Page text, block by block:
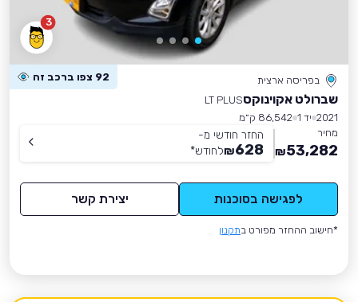
3
בפריסה ארצית 92 צפו ברכב זה
שברולט אקוינוקסLT PLUS
2021 יד 1
86,542 ק״מ
מחיר
53,282
₪
החזר חודשי מ-
628
₪לחודש*
לפגישה בסוכנות יצירת קשר
*חישוב ההחזר מפורט בתקנון